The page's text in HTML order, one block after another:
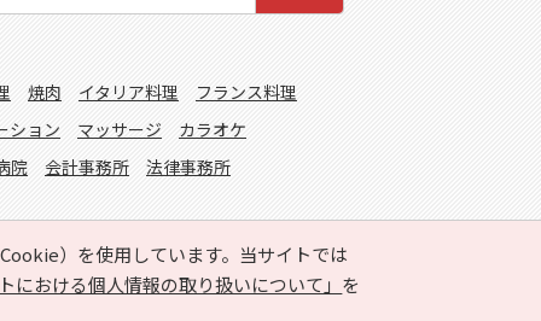
）を使用しています。当サイトでは
における個人情報の取り扱いについて」 を
焼肉 イタリア料理
フランス料理
ション マッサージ
カラオケ
院 会計事務所 法律事務所